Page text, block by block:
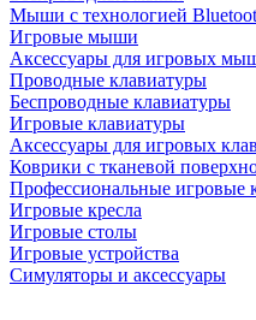
Мыши с технологией
Игровые мыши
Аксессуары для игровых
Проводные клавиатуры
Беспроводные клавиатуры
Игровые клавиатуры
Аксессуары для игровых
Коврики с тканевой
Профессиональные игровые
Игровые кресла
Игровые столы
Игровые устройства
Симуляторы и аксессуары